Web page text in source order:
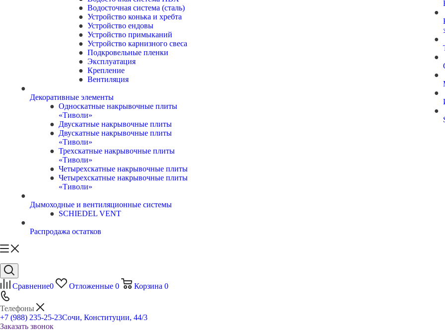
Водосточная система (сталь)
Устройство конька и хребта
Устройство ендовы
Устройство примыканий
Устройство карнизного свеса
Подкровельные пленки
Эксплуатация
Крепление
Вентиляция
Декоративные элементы
Односкатные накрывочные плиты
«Тиволи»
Двускатные накрывочные плиты
Двускатные накрывочные плиты
«Тиволи»
Трехскатные накрывочные плиты
«Тиволи»
Четырехскатные накрывочные плиты
Четырехскатные накрывочные плиты
«Тиволи»
Дымоходные и вентиляционные системы
SCHIEDEL VENT
Распродажа остатков
Сравнение0 Отложенные 0 Корзина 0
Телефоны
+7 (988) 235-25-23Сочи, Конституции, 44/3
Заказать звонок